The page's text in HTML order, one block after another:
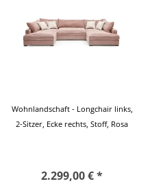
Wohnlandschaft - Longchair links,
2-Sitzer, Ecke rechts, Stoff, Rosa
2.299,00 € *